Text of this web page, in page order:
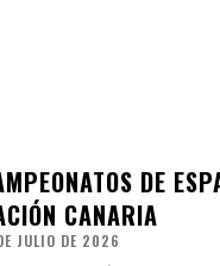
DE
CANARIA
JULIO DE 2026